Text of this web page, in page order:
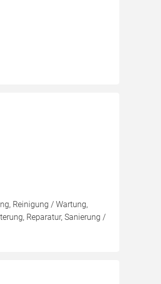
Reinigung / Wartung,
Reparatur, Sanierung /